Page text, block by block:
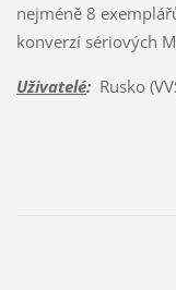
nejméně 8
konverzí sériových
Uživatelé:Rusko